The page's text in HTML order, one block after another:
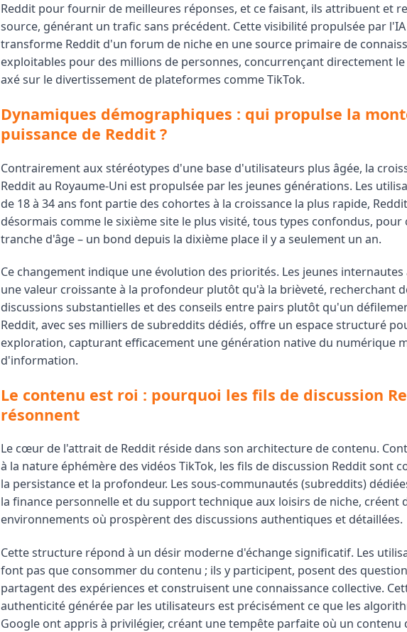
Reddit pour fournir de meilleures réponses, et ce faisant, ils attribuent et
source, générant un trafic sans précédent. Cette visibilité propulsée par l'IA
transforme Reddit d'un forum de niche en une source primaire de
exploitables pour des millions de personnes, concurrençant directement
axé sur le divertissement de plateformes comme TikTok.
Dynamiques démographiques : qui propulse la
puissance de Reddit ?
Contrairement aux stéréotypes d'une base d'utilisateurs plus âgée, la
Reddit au Royaume-Uni est propulsée par les jeunes générations. Les
de 18 à 34 ans font partie des cohortes à la croissance la plus rapide,
désormais comme le sixième site le plus visité, tous types confondus, pour
tranche d'âge – un bond depuis la dixième place il y a seulement un an.
Ce changement indique une évolution des priorités. Les jeunes
une valeur croissante à la profondeur plutôt qu'à la brièveté, recherchant
discussions substantielles et des conseils entre pairs plutôt qu'un
Reddit, avec ses milliers de subreddits dédiés, offre un espace structuré
exploration, capturant efficacement une génération native du numérique
d'information.
Le contenu est roi : pourquoi les fils de discussion
résonnent
Le cœur de l'attrait de Reddit réside dans son architecture de contenu.
à la nature éphémère des vidéos TikTok, les fils de discussion Reddit sont
la persistance et la profondeur. Les sous-communautés (subreddits)
la finance personnelle et du support technique aux loisirs de niche, créent
environnements où prospèrent des discussions authentiques et détaillées.
Cette structure répond à un désir moderne d'échange significatif. Les
font pas que consommer du contenu ; ils y participent, posent des
partagent des expériences et construisent une connaissance collective.
authenticité générée par les utilisateurs est précisément ce que les
Google ont appris à privilégier, créant une tempête parfaite où un contenu